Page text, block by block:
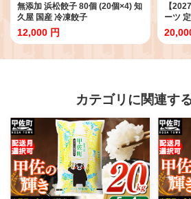
無添加 浜松餃子 80個 (20個×4) 知
久屋 国産 冷凍餃子
12,000 円
【
ーツ
紅ほっ
かん
岡 静
カテゴリに関連す